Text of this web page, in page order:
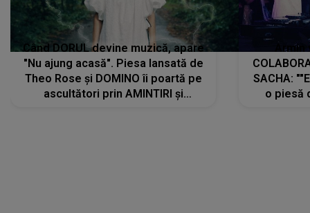
Când DORUL devine muzică, apare
"Nu ajung acasă". Piesa lansată de
Theo Rose și DOMINO îi poartă pe
ascultători prin AMINTIRI și
SACHA:
o piesă